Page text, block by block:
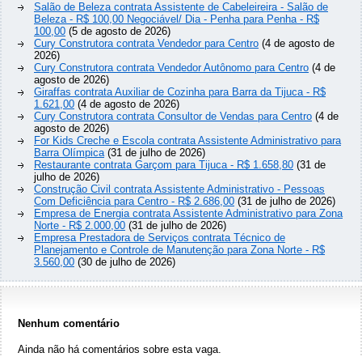
Salão de Beleza contrata Assistente de Cabeleireira - Salão de
Beleza - R$ 100,00 Negociável/ Dia - Penha para Penha - R$
100,00 (5 de agosto de 2026)
Cury Construtora contrata Vendedor para Centro (4 de agosto de
2026)
Cury Construtora contrata Vendedor Autônomo para Centro (4 de
agosto de 2026)
Giraffas contrata Auxiliar de Cozinha para Barra da Tijuca - R$
1.621,00 (4 de agosto de 2026)
Cury Construtora contrata Consultor de Vendas para Centro (4 de
agosto de 2026)
For Kids Creche e Escola contrata Assistente Administrativo para
Barra Olímpica(31 de julho de 2026)
Restaurante contrata Garçom para Tijuca - R$ 1.658,80 (31 de
julho de 2026)
Construção Civil contrata Assistente Administrativo - Pessoas
Com Deficiência para Centro - R$ 2.686,00 (31 de julho de 2026)
Empresa de Energia contrata Assistente Administrativo para Zona
Norte - R$ 2.000,00 (31 de julho de 2026)
Empresa Prestadora de Serviços contrata Técnico de
Planejamento e Controle de Manutenção para Zona Norte - R$
3.560,00 (30 de julho de 2026)
Nenhum comentário
Ainda não há comentários sobre esta vaga.